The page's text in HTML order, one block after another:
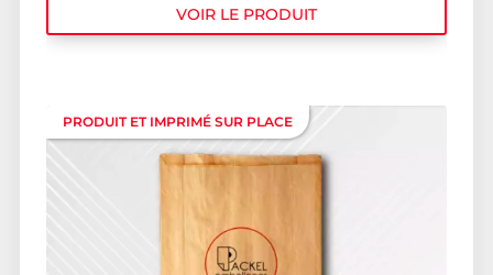
VOIR LE PRODUIT
PRODUIT ET IMPRIMÉ SUR PLACE